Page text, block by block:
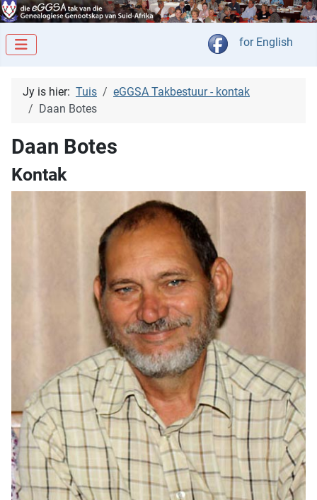
Kies jou taal
for English
Jy is hier: Tuis
eGGSA Takbestuur - kontak
Daan Botes
Daan Botes
Kontak